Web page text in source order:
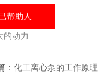
帮助 人
的动力
：化工离心泵的工作原理